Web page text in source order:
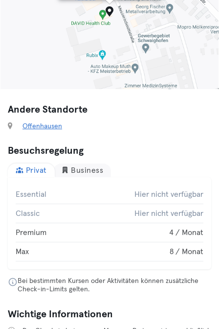
Andere Standorte
Offenhausen
Besuchsregelung
Privat Business
Essential Hier nicht verfügbar
Classic Hier nicht verfügbar
Premium 4 / Monat
Max 8 / Monat
Bei bestimmten Kursen oder Aktivitäten können zusätzliche
Check-in-Limits gelten.
Wichtige Informationen